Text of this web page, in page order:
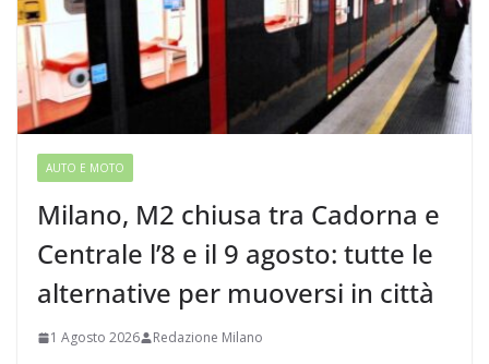
AUTO E MOTO
Milano, M2 chiusa tra Cadorna e
Centrale l’8 e il 9 agosto: tutte le
alternative per muoversi in città
1 Agosto 2026 Redazione Milano